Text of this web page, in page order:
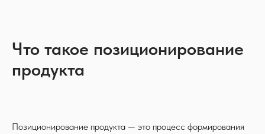
Что такое позиционирование
продукта
Позиционирование продукта — это процесс формирования